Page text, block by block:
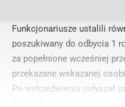
Funkcjonariusze ustalili
poszukiwany do odbycia 1
za popełnione wcześniej
przekazane wskazanej
Po wytrzeźwieniu usłyszał